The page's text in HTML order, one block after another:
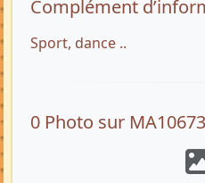
Complément
Sport, dance ..
0 Photo sur